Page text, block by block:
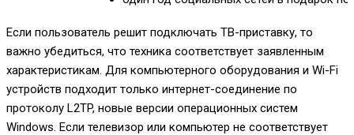
Если пользователь решит подключать ТВ-приставку, то
важно убедиться, что техника соответствует заявленным
характеристикам. Для компьютерного оборудования и Wi-Fi
устройств подходит только интернет-соединение по
протоколу L2TP, новые версии операционных систем
Windows. Если телевизор или компьютер не соответствует